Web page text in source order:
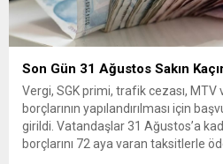
Son Gün 31 Ağustos Sakın
Vergi, SGK primi, trafik cezası,
borçlarının yapılandırılması için
girildi. Vatandaşlar 31 Ağustos’a
borçlarını 72 aya varan taksitlerle